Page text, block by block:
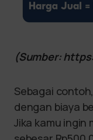
(Sumber:
Sebagai
dengan biaya
Jika kamu